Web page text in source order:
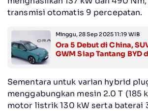
transmisi otomatis 9 percepatan.
Minggu, 28 Sep 2025 11:19 WIB
Ora 5 Debut di China,
GWM Siap Tantang BYD
Sementara untuk varian hybrid
menggabungkan mesin 2.0 T (185
motor listrik 130 kW serta baterai